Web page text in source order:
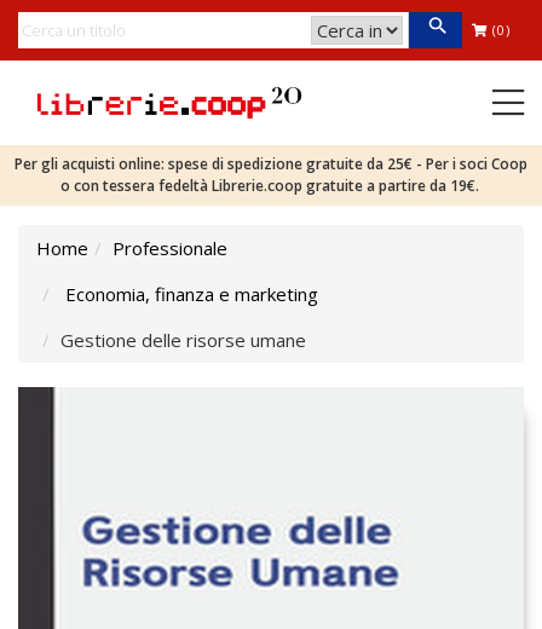
(0)
Per gli acquisti online: spese di spedizione gratuite da 25€ - Per i soci Coop
o con tessera fedeltà Librerie.coop gratuite a partire da 19€.
Home
Professionale
Economia, finanza e marketing
Gestione delle risorse umane